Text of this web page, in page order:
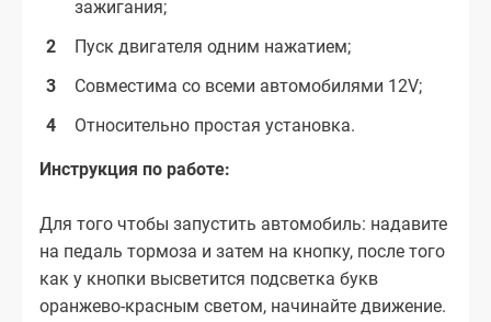
зажигания;
Пуск двигателя одним нажатием;
Совместима со всеми автомобилями 12V;
Относительно простая установка.
Инструкция по работе:
Для того чтобы запустить автомобиль: надавите
на педаль тормоза и затем на кнопку, после того
как у кнопки высветится подсветка букв
оранжево-красным светом, начинайте движение.